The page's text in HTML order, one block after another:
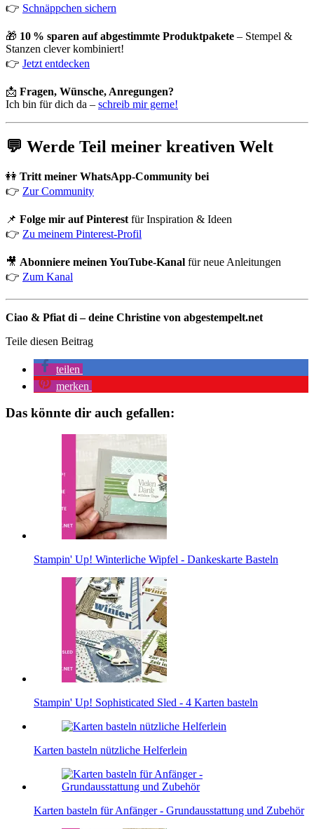
👉 Schnäppchen sichern
🎁 10 % sparen auf abgestimmte Produktpakete – Stempel &
Stanzen clever kombiniert!
👉 Jetzt entdecken
📩 Fragen, Wünsche, Anregungen?
Ich bin für dich da – schreib mir gerne!
💬 Werde Teil meiner kreativen Welt
👭 Tritt meiner WhatsApp-Community bei
👉 Zur Community
📌 Folge mir auf Pinterest für Inspiration & Ideen
👉 Zu meinem Pinterest-Profil
🎥 Abonniere meinen YouTube-Kanal für neue Anleitungen
👉 Zum Kanal
Ciao & Pfiat di – deine Christine von abgestempelt.net
Teile diesen Beitrag
teilen
merken
Das könnte dir auch gefallen:
Stampin' Up! Winterliche Wipfel - Dankeskarte Basteln
Stampin' Up! Sophisticated Sled - 4 Karten basteln
Karten basteln nützliche Helferlein
Karten basteln für Anfänger - Grundausstattung und Zubehör